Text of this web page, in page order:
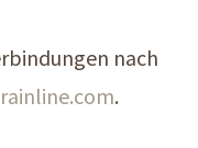
nach
.